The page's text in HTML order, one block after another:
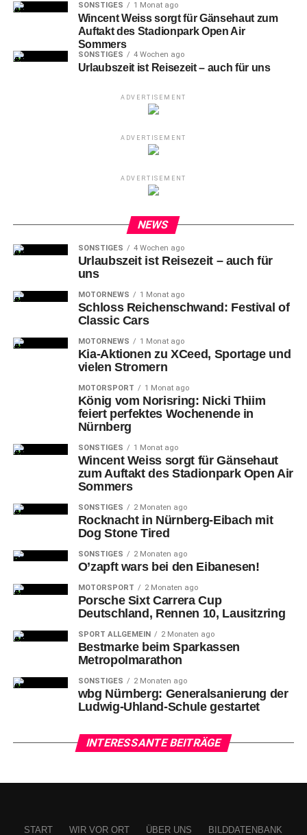
Dienststellen geschult. Außerdem dienen diese Räume
für einsatzvor- und einsatznachbereitende
Besprechungen und direkt zur Bearbeitung von
Einsatzlagen, zum Beispiel im Katastrophenfall. Das
Foto: Geschäftsführer Dominik Beierlorzer,
Richter+Frenzel, übergibt die Luftreiniger an
teilen teilen
RELATED TOPICS: #ORIGINALREGIONAL
SPENDE
STADT
Bastelaktionen, Spiele und Tipps rund um Natur-
und Artenschutz: Sommerfest im Tiergarten am 2.
Tiergarten wildert Europäische
Sumpfschildkröten aus
SONSTIGES 1 Monat ago
Wincent Weiss sorgt für Gänsehaut zum
Auftakt des Stadionpark Open Air
Sommers
SONSTIGES 4 Wochen ago
Urlaubszeit ist Reisezeit – auch für uns
ADVERTISEMENT
ADVERTISEMENT
ADVERTISEMENT
NEWS
SONSTIGES 4 Wochen ago
Urlaubszeit ist Reisezeit – auch für
uns
MOTORNEWS 1 Monat ago
Schloss Reichenschwand: Festival of
Classic Cars
MOTORNEWS 1 Monat ago
Kia-Aktionen zu XCeed, Sportage und
vielen Stromern
MOTORSPORT 1 Monat ago
König vom Norisring: Nicki Thiim
feiert perfektes Wochenende in
Nürnberg
SONSTIGES 1 Monat ago
Wincent Weiss sorgt für Gänsehaut
zum Auftakt des Stadionpark Open Air
Sommers
SONSTIGES 2 Monaten ago
Rocknacht in Nürnberg-Eibach mit
Dog Stone Tired
SONSTIGES 2 Monaten ago
O’zapft wars bei den Eibanesen!
MOTORSPORT 2 Monaten ago
Porsche Sixt Carrera Cup
Deutschland, Rennen 10, Lausitzring
SPORT ALLGEMEIN 2 Monaten ago
Bestmarke beim Sparkassen
Metropolmarathon
SONSTIGES 2 Monaten ago
wbg Nürnberg: Generalsanierung der
Ludwig-Uhland-Schule gestartet
INTERESSANTE BEITRÄGE
START WIR VOR ORT ÜBER UNS BILDDATENBANK